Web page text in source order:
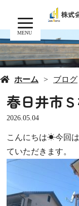
MENU
ホーム ブログ
春日井市
2026.05.04
こんにちは☀今回
ていただきます。